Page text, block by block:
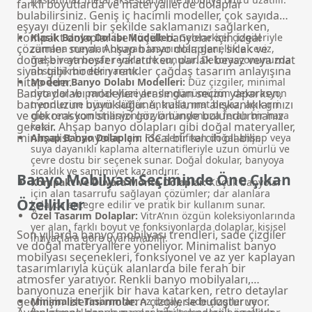
farklı boyutlarda ve materyallerde dolaplar
bulabilirsiniz. Geniş iç hacimli modeller, çok sayıda
eşyayı düzenli bir şekilde saklamanızı sağlarken,
kompakt dolaplar ise küçük banyolar için ideal
çözümler sunar.Ahşap banyo dolapları, sıcak ve
doğal bir atmosfer yaratırken, parlak beyaz veya mat
siyah gibi modern renkler çağdaş tasarım anlayışına
hitap eder.
Klasik Banyo Dolabı Modelleri:Geleneksel çizgileriyle
zamana meydan okuyan tasarımlar; genellikle ceviz,
meşe veya beyaz renklerde sunulur. Dekorasyonunuzda
nostaljik bir etki yaratır.
Modern Banyo Dolabı Modelleri: Düz çizgiler, minimal
detaylar ve parlak yüzeyler ile günümüzün dekorasyon
trendlerine uyum sağlar. Antrasit, mat beyaz, açık gri
gibi renk kombinasyonlarıyla banyonuza ferah bir hava
katar.
Ahşap Banyo Dolapları: FSC sertifikalı doğal ahşap veya
suya dayanıklı kaplama alternatifleriyle uzun ömürlü ve
çevre dostu bir seçenek sunar. Doğal dokular, banyoya
sıcaklık ve samimiyet kazandırır.
Kompakt ve Duvara Monte Dolaplar:Küçük banyolar
için alan tasarrufu sağlayan çözümler; dar alanlara
kolayca entegre edilir ve pratik bir kullanım sunar.
Özel Tasarım Dolaplar: VitrA’nın özgün koleksiyonlarında
yer alan, farklı boyut ve fonksiyonlarda dolaplar, kişisel
ihtiyaçlara göre uyarlanabilir.
Banyo dolabı modelleri arasından seçim yaparken,
banyonuzun büyüklüğünü, kullanım alışkanlıklarınızı
ve dekorasyon stilinizi göz önünde bulundurmanız
gerekir. Ahşap banyo dolapları gibi doğal materyaller,
minimalist banyolar için ideal bir tercih olabilir.
Banyo Mobilyası Seçiminde Öne Çıkan
Özellikler
Son yıllarda banyo mobilyası trendleri, sade çizgiler
ve doğal materyallere yöneliyor. Minimalist banyo
mobilyası seçenekleri, fonksiyonel ve az yer kaplayan
tasarımlarıyla küçük alanlarda bile ferah bir
atmosfer yaratıyor. Renkli banyo mobilyaları,
banyonuza enerjik bir hava katarken, retro detaylar
geçmişin izlerini modern çizgilerle buluşturuyor.
Minimalist Tasarımlar:Az detay, sade çizgiler ve